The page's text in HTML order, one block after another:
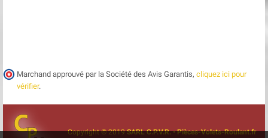
Marchand approuvé par la Société des Avis Garantis, cliquez ici pour
vérifier.
Copyright © 2019SARL C.P.V.R. • Pièces-Volets-Roulant.fr